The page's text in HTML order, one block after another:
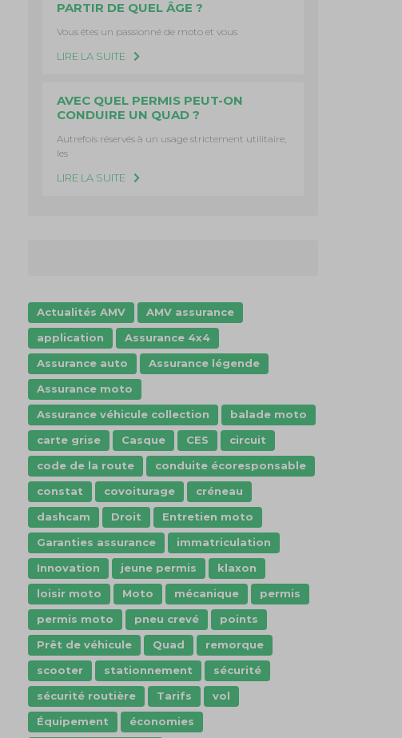
PARTIR DE QUEL ÂGE ?
Vous êtes un passionné de moto et vous
LIRE LA SUITE
AVEC QUEL PERMIS PEUT-ON
CONDUIRE UN QUAD ?
Autrefois réservés à un usage strictement utilitaire,
les
LIRE LA SUITE
Actualités AMV
AMV assurance
application
Assurance 4x4
Assurance auto
Assurance légende
Assurance moto
Assurance véhicule collection
balade moto
carte grise
Casque CES
circuit
code de la route
conduite écoresponsable
constat
covoiturage
créneau
dashcam
Droit
Entretien moto
Garanties assurance
immatriculation
Innovation
jeune permis
klaxon
loisir moto
Moto mécanique
permis
permis moto
pneu crevé
points
Prêt de véhicule
Quad
remorque
scooter
stationnement
sécurité
sécurité routière
Tarifs
vol
Équipement
économies